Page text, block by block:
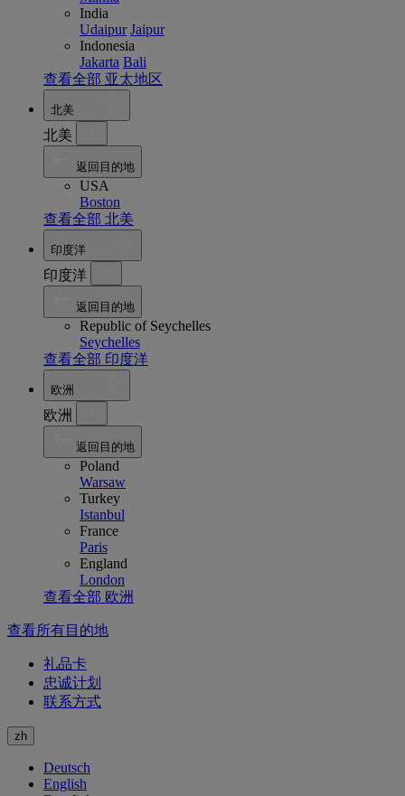
India
Udaipur Jaipur
Indonesia
Jakarta Bali
查看全部 亚太地区
北美
北美
返回目的地
USA
Boston
查看全部 北美
印度洋
印度洋
返回目的地
Republic of Seychelles
Seychelles
查看全部 印度洋
欧洲
欧洲
返回目的地
Poland
Warsaw
Turkey
Istanbul
France
Paris
England
London
查看全部 欧洲
查看所有目的地
礼品卡
忠诚计划
联系方式
zh
Deutsch
English